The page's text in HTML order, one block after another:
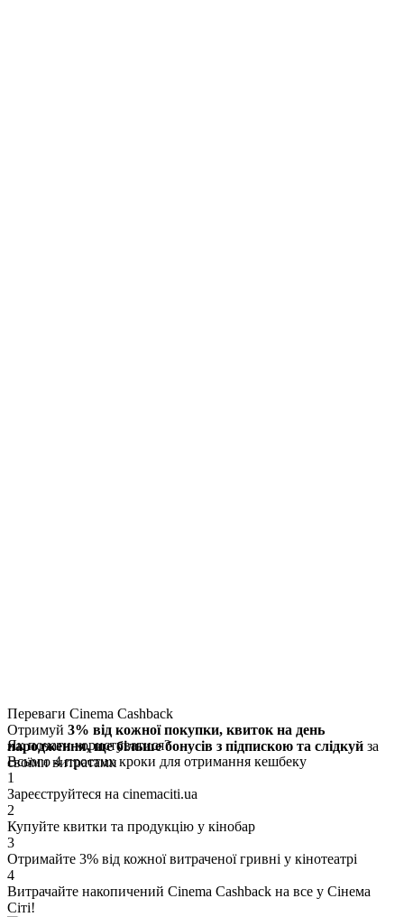
Переваги Cinema Cashback
Отримуй 3% від кожної покупки, квиток на день
народження, ще більше бонусів з підпискою та слідкуй за
своїми витратами
Якпочатикористуватися?
Всього4 простих кроки для отримання кешбеку
1
Зареєструйтеся на cinemaciti.ua
2
Купуйте квитки та продукцію у кінобар
3
Отримайте 3% від кожної витраченої гривні у кінотеатрі
4
Витрачайте накопичений Cinema Cashback на все у Сінема
Сіті!